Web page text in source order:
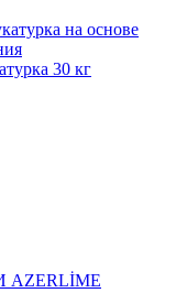
на основе
30 кг